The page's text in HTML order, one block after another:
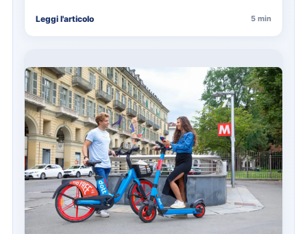
soprattutto…
Leggi l'articolo 5 min